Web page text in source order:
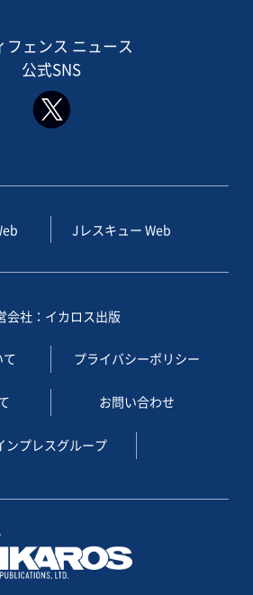
フェンス ニュース
公式SNS
Jレスキュー Web
会社：イカロス出版
プライバシーポリシー
お問い合わせ
ンプレスグループ